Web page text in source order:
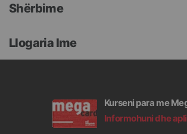
Shërbime
Llogaria Ime
Kurseni para me
Informohuni dhe